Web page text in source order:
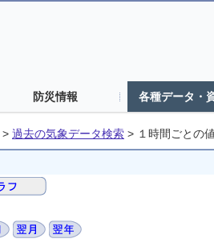
防災情報 各種データ・
> 過去の気象データ検索 > １時間ごとの